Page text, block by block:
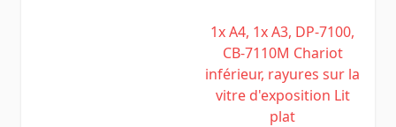
1x A4, 1x A3, DP-7100,
CB-7110M Chariot
inférieur, rayures sur la
vitre d'exposition Lit
plat